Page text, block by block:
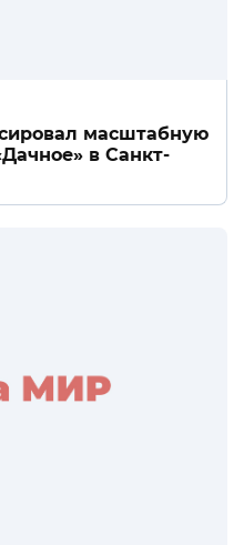
масштабную
в Санкт-